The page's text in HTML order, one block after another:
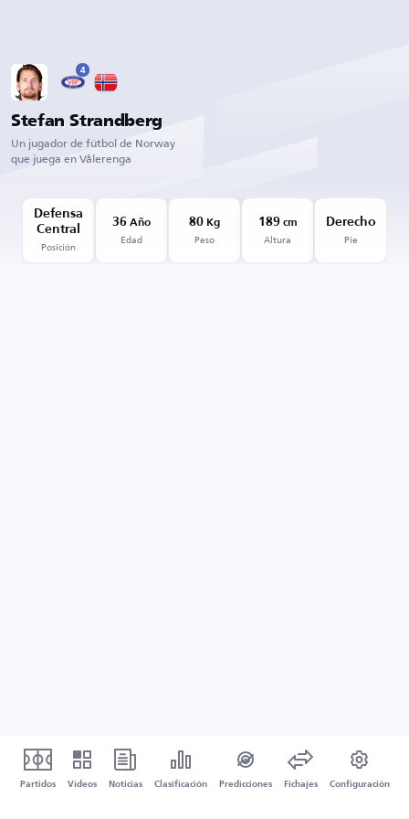
4
Stefan Strandberg
Un jugador de fútbol de Norway
que juega en Vålerenga
Defensa
Central
Posición
36 Año
Edad
80 Kg
Peso
189cm
Altura
Derecho
Pie
Partidos Vídeos Noticias Clasificación Predicciones Fichajes Configuración